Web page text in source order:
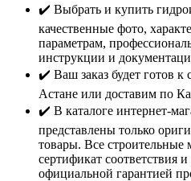
✔️ Выбрать и купить
качественные фото,
параметрам,
инструкции и
✔️ Ваш заказ будет готов к
Астане или доставим по
✔️ В каталоге интернет-
представлены только
товары. Все
сертификат соответствия
официальной гарантией